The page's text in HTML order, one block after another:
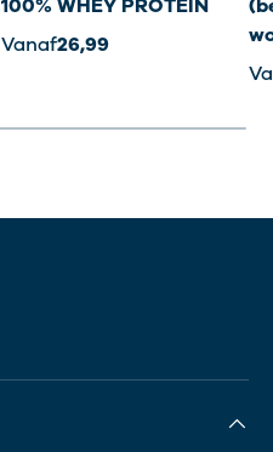
100% WHEY PROTEIN
Vanaf26,99